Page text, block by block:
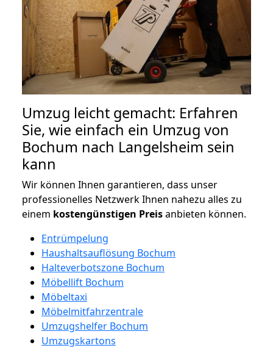
Umzug leicht gemacht: Erfahren
Sie, wie einfach ein Umzug von
Bochum nach Langelsheim sein
kann
Wir können Ihnen garantieren, dass unser
professionelles Netzwerk Ihnen nahezu alles zu
einem kostengünstigen Preisanbieten können.
Entrümpelung
Haushaltsauflösung Bochum
Halteverbotszone Bochum
Möbellift Bochum
Möbeltaxi
Möbelmitfahrzentrale
Umzugshelfer Bochum
Umzugskartons